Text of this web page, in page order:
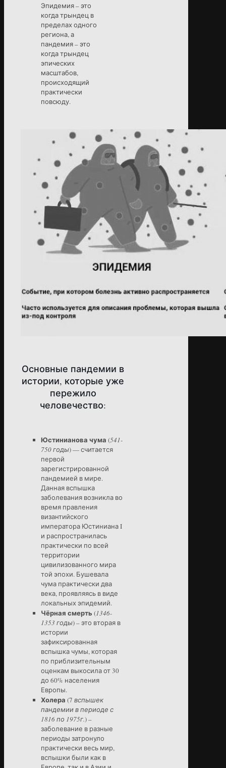
Эпидемия – это
когда трындец в
пределах одного
региона, а
пандемия – это
когда трындец
эпических
масштабов,
происходящий
практически
повсюду.
Основные пандемии в
истории, которые уже
пережило
человечество:
Юстинианова чума (541-
750 годы) — считается
первой
зарегистрированной
пандемией в мире.
Данная вспышка
заболевания возникла во
время правления
византийского
императора Юстиниана I
и распространилась
практически по всей
территории
цивилизованного мира
той эпохи. Бушевала
чума практически два
века, проявляясь в виде
локальных эпидемий.
Чёрная смерть (1346-
1353 годы) – это вторая в
истории
зафиксированная
вспышка чумы, которая
по приблизительным
оценкам выкосила от 30
до 60% населения
Европы.
Холера (7 вспышек
пандемии в периоде с
1816 по 1975г.) –
заболевание в разные
периоды затронуло
практически весь мир,
вспышки были как в